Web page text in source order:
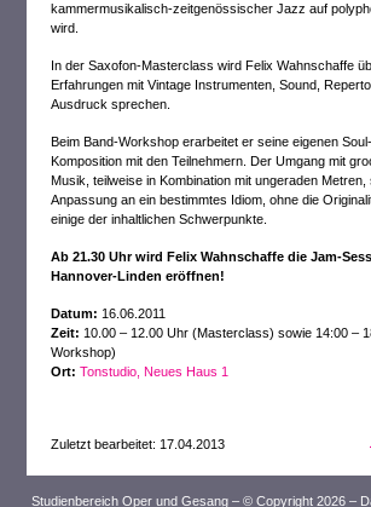
kammermusikalisch-zeitgenössischer Jazz auf
wird.
In der Saxofon-Masterclass wird Felix Wahnschaffe
Erfahrungen mit Vintage Instrumenten, Sound,
Ausdruck sprechen.
Beim Band-Workshop erarbeitet er seine eigenen
Komposition mit den Teilnehmern. Der Umgang mit
Musik, teilweise in Kombination mit ungeraden Metren,
Anpassung an ein bestimmtes Idiom, ohne die
einige der inhaltlichen Schwerpunkte.
Ab 21.30 Uhr wird Felix Wahnschaffe die Jam-
Hannover-Linden eröffnen!
Datum: 16.06.2011
Zeit: 10.00 – 12.00 Uhr (Masterclass) sowie 14:00 –
Workshop)
Ort: Tonstudio, Neues Haus 1
Zuletzt bearbeitet: 17.04.2013
Studienbereich Oper und Gesang – © Copyright 2026 –